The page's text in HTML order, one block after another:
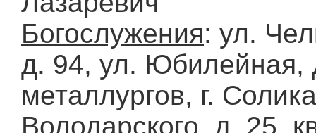
Богослужения: ул.
д. 94, ул. Юбилейная,
металлургов, г.
Володарского, д. 25,